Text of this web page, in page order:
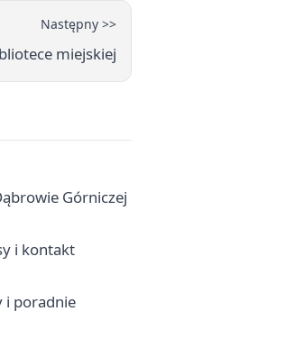
Następny >>
miejskiej
Górniczej
i kontakt
i poradnie